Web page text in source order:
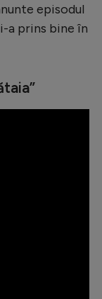
episodul
a prins bine în